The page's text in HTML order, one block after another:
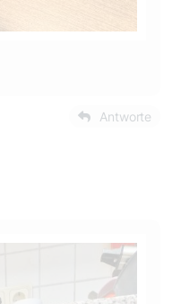
Antworte